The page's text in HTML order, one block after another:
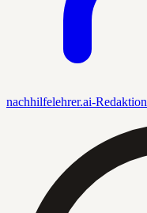
nachhilfelehrer.ai-Redaktion